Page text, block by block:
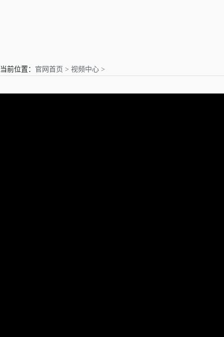
当前位置： 官网首页 > 视频中心 >